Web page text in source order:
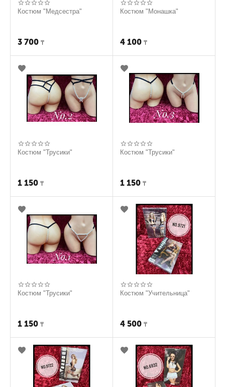
Костюм "Медсестра"
3 700 ₸
Костюм "Монашка"
4 100 ₸
Костюм "Трусики"
1 150 ₸
Костюм "Трусики"
1 150 ₸
Костюм "Трусики"
1 150 ₸
Костюм "Учительница"
4 500 ₸